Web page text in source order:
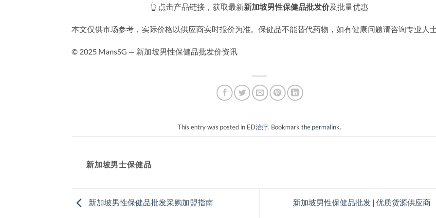
👆 点击产品链接，获取最新新加坡男性保健品批发价及批量优惠
本文仅供市场参考，实际价格以供应商实时报价为准。保健品不能替代药物，如有健康问题请咨询专业人
© 2025 MansSG — 新加坡男性保健品批发价资讯
This entry was posted in ED治疗. Bookmark the permalink.
新加坡男士保健品
新加坡男性保健品批发采购加盟指南 新加坡男性保健品批发 | 优质货源供应商